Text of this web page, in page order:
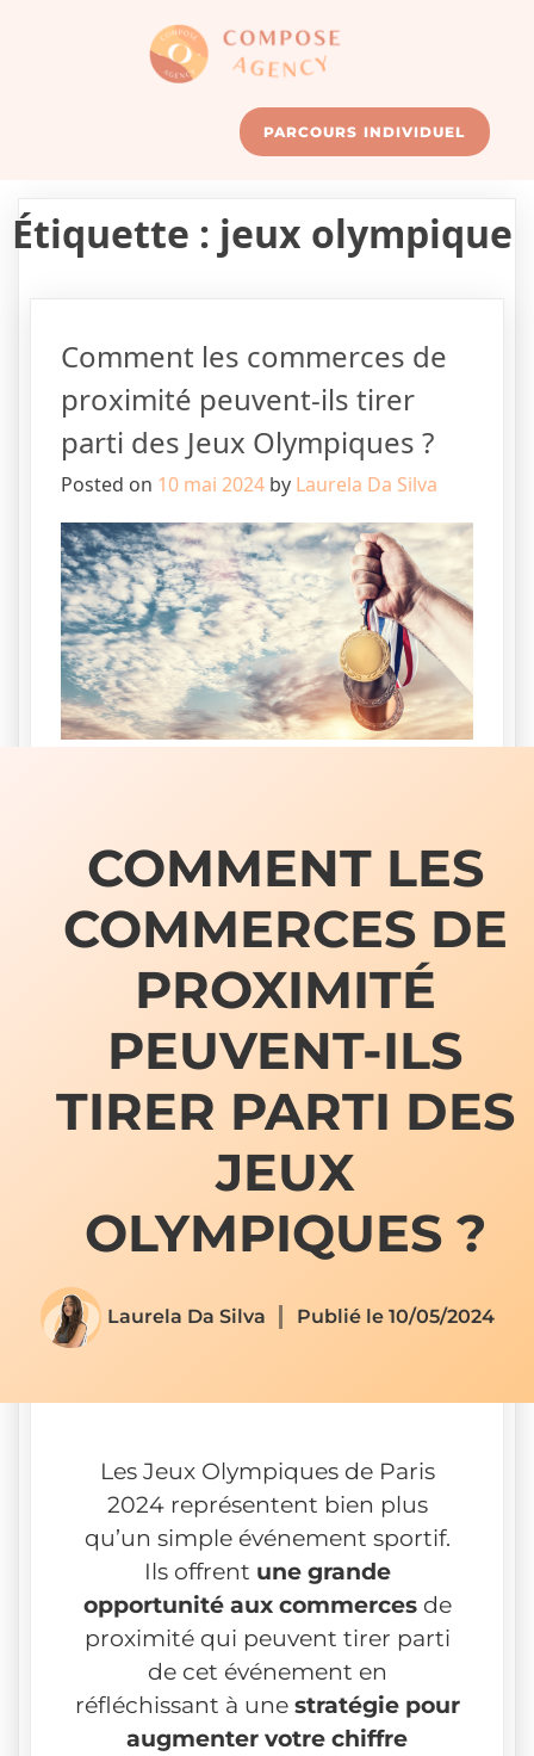
PARCOURS INDIVIDUEL
Étiquette : jeux olympique
Comment les commerces de
proximité peuvent-ils tirer
parti des Jeux Olympiques ?
Posted on 10 mai 2024 by Laurela Da Silva
COMMENT LES
COMMERCES DE
PROXIMITÉ
PEUVENT-ILS
TIRER PARTI DES
JEUX
OLYMPIQUES ?
Laurela Da Silva Publié le 10/05/2024
Les Jeux Olympiques de Paris
2024 représentent bien plus
qu’un simple événement sportif.
Ils offrent une grande
opportunité aux commercesde
proximité qui peuvent tirer parti
de cet événement en
réfléchissant à une stratégie pour
augmenter votre chiffre